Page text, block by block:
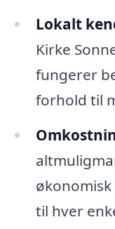
Lokalt
Kirke
fungerer
forhold til
til hver